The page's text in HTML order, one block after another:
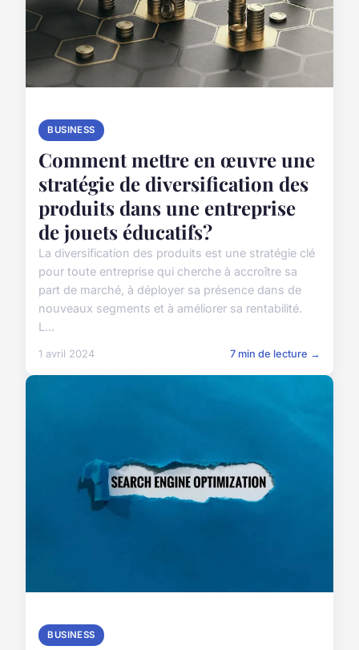
BUSINESS
Comment mettre en œuvre une
stratégie de diversification des
produits dans une entreprise
de jouets éducatifs?
La diversification des produits est une stratégie clé
pour toute entreprise qui cherche à accroître sa
part de marché, à déployer sa présence dans de
nouveaux segments et à améliorer sa rentabilité.
L...
1 avril 2024 7 min de lecture →
BUSINESS